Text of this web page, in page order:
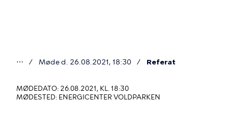
er
her
⋯ Møde d. 26.08.2021, 18:30 Referat
MØDEDATO: 26.08.2021, KL. 18:30
MØDESTED: ENERGICENTER VOLDPARKEN